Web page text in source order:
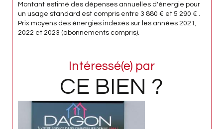
Montant estimé des dépenses annuelles d'énergie pour
un usage standard est compris entre 3 880 € et 5 290 € .
Prix moyens des énergies indexés sur les années 2021,
2022 et 2023 (abonnements compris).
Intéressé(e) par
CE BIEN ?